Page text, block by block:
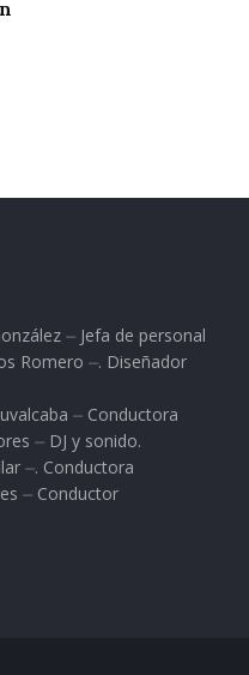
⏤ Jefa de personal
Romero ⏤. Diseñador
⏤ Conductora
⏤ DJ y sonido.
⏤. Conductora
⏤ Conductor